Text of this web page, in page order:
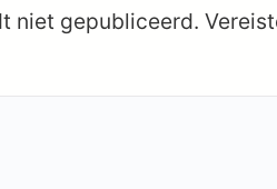
niet gepubliceerd.